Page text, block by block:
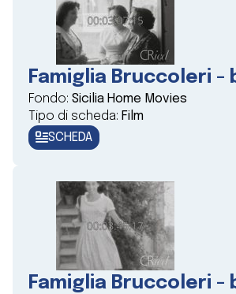
Famiglia Bruccoleri -
Fondo: Sicilia Home Movies
Tipo di scheda: Film
SCHEDA
Famiglia Bruccoleri -